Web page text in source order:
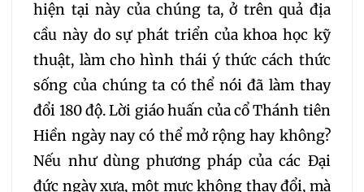
hiện tại này của chúng ta, ở trên quả địa
cầu này do sự phát triển của khoa học kỹ
thuật, làm cho hình thái ý thức cách thức
sống của chúng ta có thể nói đã làm thay
đổi 180 độ. Lời giáo huấn của cổ Thánh tiên
Hiền ngày nay có thể mở rộng hay không?
Nếu như dùng phương pháp của các Đại
đức ngày xưa, một mực không thay đổi, mà